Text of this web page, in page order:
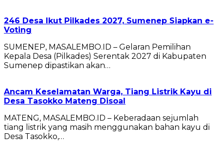
246 Desa Ikut Pilkades 2027, Sumenep Siapkan e-
Voting
SUMENEP, MASALEMBO.ID – Gelaran Pemilihan
Kepala Desa (Pilkades) Serentak 2027 di Kabupaten
Sumenep dipastikan akan…
Ancam Keselamatan Warga, Tiang Listrik Kayu di
Desa Tasokko Mateng Disoal
MATENG, MASALEMBO.ID – Keberadaan sejumlah
tiang listrik yang masih menggunakan bahan kayu di
Desa Tasokko,…